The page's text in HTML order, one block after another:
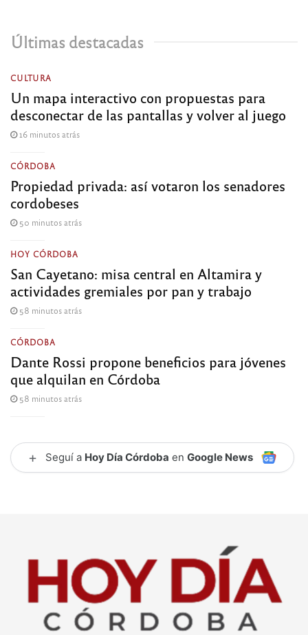
Últimas destacadas
CULTURA
Un mapa interactivo con propuestas para
desconectar de las pantallas y volver al juego
16 minutos atrás
CÓRDOBA
Propiedad privada: así votaron los senadores
cordobeses
50 minutos atrás
HOY CÓRDOBA
San Cayetano: misa central en Altamira y
actividades gremiales por pan y trabajo
58 minutos atrás
CÓRDOBA
Dante Rossi propone beneficios para jóvenes
que alquilan en Córdoba
58 minutos atrás
+ Seguí a Hoy Día Córdoba en Google News